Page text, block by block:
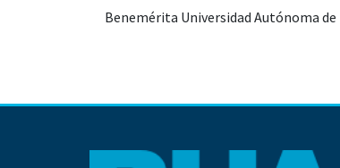
Benemérita Universidad Autónoma de